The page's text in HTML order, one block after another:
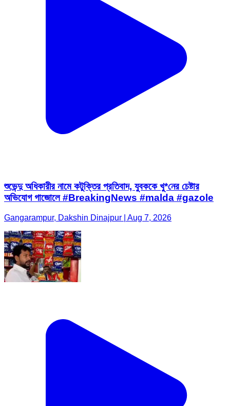
শুভেন্দু অধিকারীর নামে কটুক্তির প্রতিবাদ, যুবককে খু*নের চেষ্টার
অভিযোগ গাজোলে #BreakingNews #malda #gazole
Gangarampur, Dakshin Dinajpur | Aug 7, 2026